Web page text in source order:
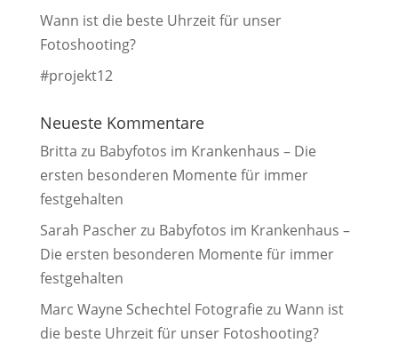
Wann ist die beste Uhrzeit für unser
Fotoshooting?
#projekt12
Neueste Kommentare
Britta zu Babyfotos im Krankenhaus – Die
ersten besonderen Momente für immer
festgehalten
Sarah Pascherzu Babyfotos im Krankenhaus –
Die ersten besonderen Momente für immer
festgehalten
Marc Wayne Schechtel Fotografie zu Wann ist
die beste Uhrzeit für unser Fotoshooting?